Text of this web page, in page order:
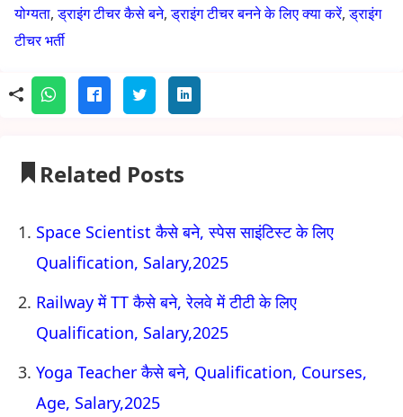
योग्यता,ड्राइंग टीचर कैसे बने,ड्राइंग टीचर बनने के लिए क्या करें,ड्राइंग
टीचर भर्ती
Related Posts
Space Scientist कैसे बने, स्पेस साइंटिस्ट के लिए
Qualification, Salary,2025
Railway में TT कैसे बने, रेलवे में टीटी के लिए
Qualification, Salary,2025
Yoga Teacher कैसे बने, Qualification, Courses,
Age, Salary,2025